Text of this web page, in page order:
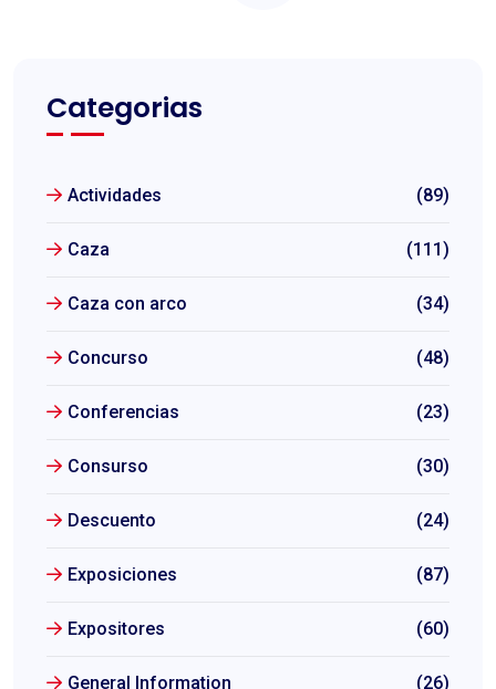
Categorias
Actividades (89)
Caza (111)
Caza con arco (34)
Concurso (48)
Conferencias (23)
Consurso (30)
Descuento (24)
Exposiciones (87)
Expositores (60)
General Information (26)